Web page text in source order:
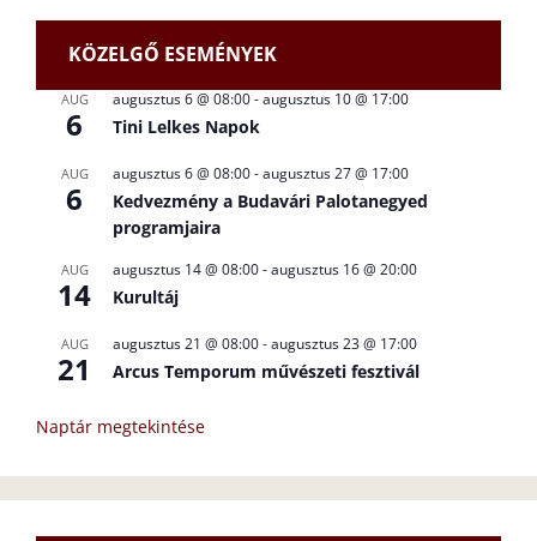
KÖZELGŐ ESEMÉNYEK
AUG
6
augusztus 6 @ 08:00-augusztus 10 @ 17:00
Tini Lelkes Napok
AUG
6
augusztus 6 @ 08:00-augusztus 27 @ 17:00
Kedvezmény a Budavári Palotanegyed
programjaira
AUG
14
augusztus 14 @ 08:00-augusztus 16 @ 20:00
Kurultáj
AUG
21
augusztus 21 @ 08:00-augusztus 23 @ 17:00
Arcus Temporum művészeti fesztivál
Naptár megtekintése